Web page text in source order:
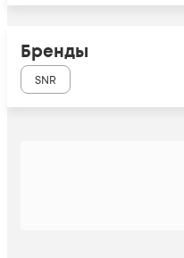
Бренды
SNR